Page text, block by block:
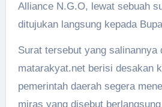
Alliance N.G.O, lewat sebuah
ditujukan langsung kepada
Surat tersebut yang salinannya
matarakyat.net berisi desakan
pemerintah daerah segera
miras yang disebut